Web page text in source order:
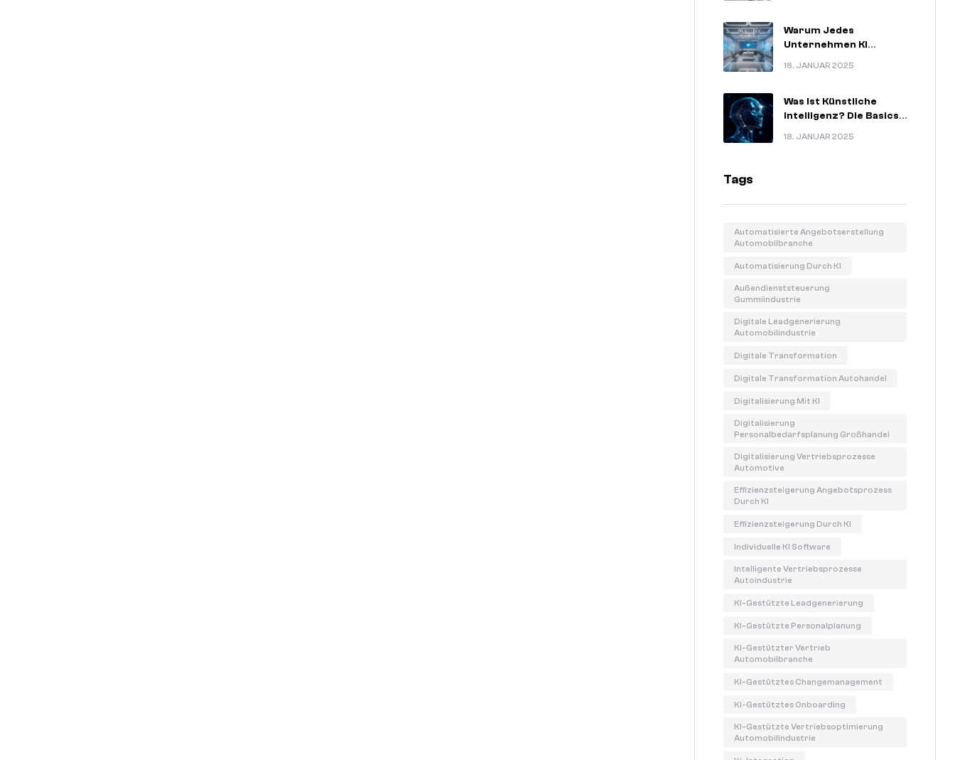
18. JANUAR 2025
Warum Jedes
Unternehmen KI
18. JANUAR 2025
Was Ist Künstliche
Intelligenz? Die Basics
Tags
Automatisierte Angebotserstellung
Automobilbranche
Automatisierung Durch KI
Außendienststeuerung
Gummiindustrie
Digitale Leadgenerierung
Automobilindustrie
Digitale Transformation
Digitale Transformation Autohandel
Digitalisierung Mit KI
Digitalisierung
Personalbedarfsplanung Großhandel
Digitalisierung Vertriebsprozesse
Automotive
Effizienzsteigerung Angebotsprozess
Durch KI
Effizienzsteigerung Durch KI
Individuelle KI Software
Intelligente Vertriebsprozesse
Autoindustrie
KI-Gestützte Leadgenerierung
KI-Gestützte Personalplanung
KI-Gestützter Vertrieb
Automobilbranche
KI-Gestütztes Changemanagement
KI-Gestütztes Onboarding
KI-Gestützte Vertriebsoptimierung
Automobilindustrie